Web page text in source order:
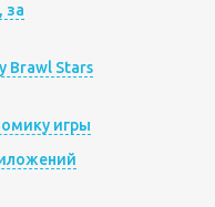
за
Brawl Stars
игры